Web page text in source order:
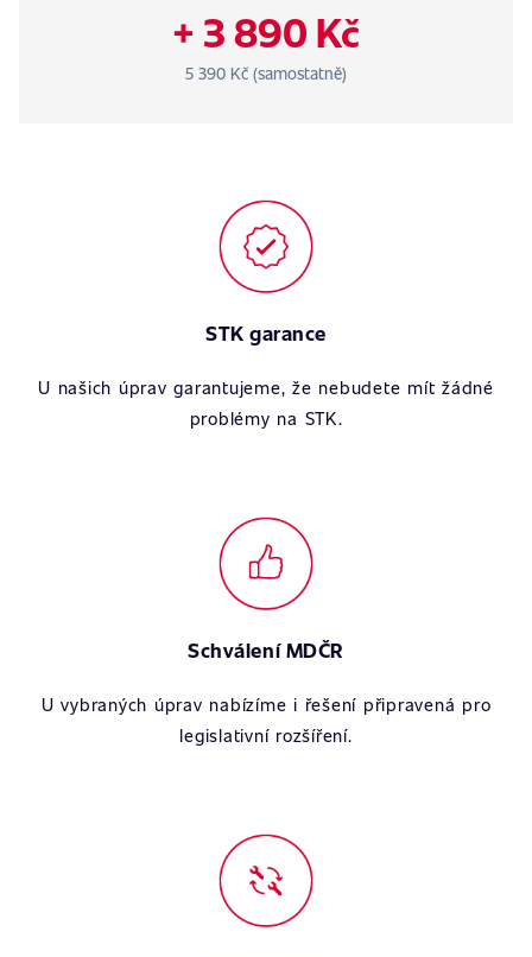
+ 3 890 Kč
5 390 Kč (samostatně)
STK garance
U našich úprav garantujeme, že nebudete mít žádné
problémy na STK.
Schválení MDČR
U vybraných úprav nabízíme i řešení připravená pro
legislativní rozšíření.